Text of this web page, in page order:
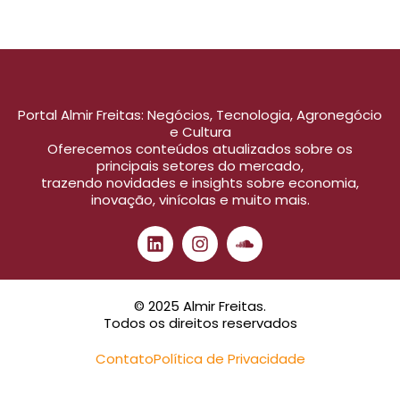
Portal Almir Freitas: Negócios, Tecnologia, Agronegócio
e Cultura
Oferecemos conteúdos atualizados sobre os
principais setores do mercado,
trazendo novidades e insights sobre economia,
inovação, vinícolas e muito mais.
© 2025 Almir Freitas.
Todos os direitos reservados
ContatoPolítica de Privacidade